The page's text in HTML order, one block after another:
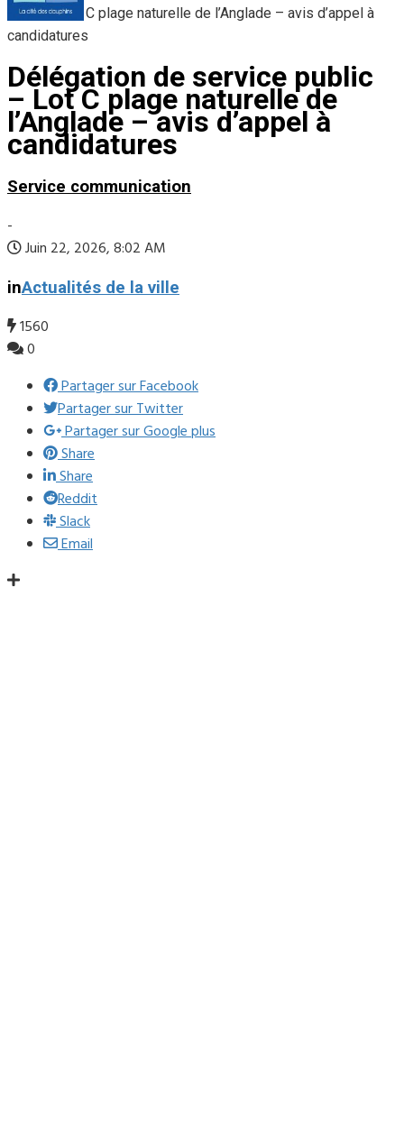
public – Lot C plage naturelle de l’Anglade – avis d’appel à
candidatures
Délégation de service public
– Lot C plage naturelle de
l’Anglade – avis d’appel à
candidatures
Service communication
-
Juin 22, 2026, 8:02 AM
inActualités de la ville
1560
0
Partager sur Facebook
Partager sur Twitter
Partager sur Google plus
Share
Share
Reddit
Slack
Email